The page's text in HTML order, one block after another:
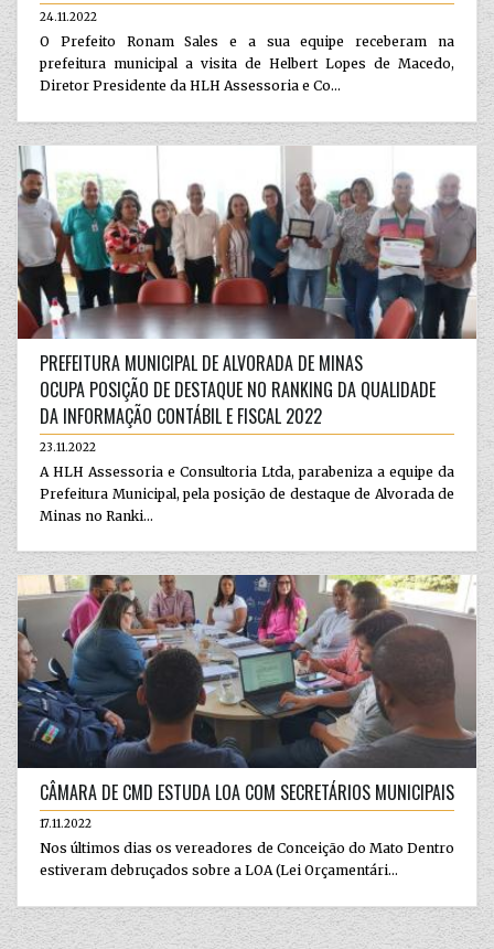
24.11.2022
O Prefeito Ronam Sales e a sua equipe receberam na
prefeitura municipal a visita de Helbert Lopes de Macedo,
Diretor Presidente da HLH Assessoria e Co...
PREFEITURA MUNICIPAL DE ALVORADA DE MINAS
OCUPA POSIÇÃO DE DESTAQUE NO RANKING DA QUALIDADE
DA INFORMAÇÃO CONTÁBIL E FISCAL 2022
23.11.2022
A HLH Assessoria e Consultoria Ltda, parabeniza a equipe da
Prefeitura Municipal, pela posição de destaque de Alvorada de
Minas no Ranki...
CÂMARA DE CMD ESTUDA LOA COM SECRETÁRIOS MUNICIPAIS
17.11.2022
Nos últimos dias os vereadores de Conceição do Mato Dentro
estiveram debruçados sobre a LOA (Lei Orçamentári...